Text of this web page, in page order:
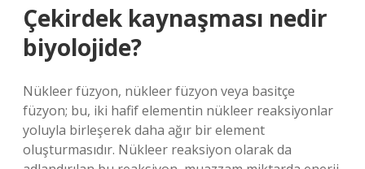
Çekirdek kaynaşması nedir
biyolojide?
Nükleer füzyon, nükleer füzyon veya basitçe
füzyon; bu, iki hafif elementin nükleer reaksiyonlar
yoluyla birleşerek daha ağır bir element
oluşturmasıdır. Nükleer reaksiyon olarak da